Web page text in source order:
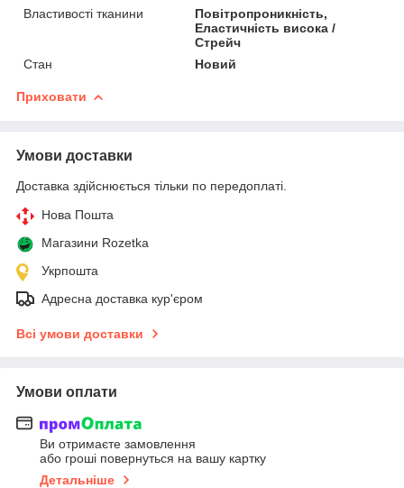
Властивості тканини
Повітропроникність,
Еластичність висока /
Стрейч
Стан
Новий
Приховати
Умови доставки
Доставка здійснюється тільки по передоплаті.
Нова Пошта
Магазини Rozetka
Укрпошта
Адресна доставка кур'єром
Всі умови доставки
Умови оплати
Ви отримаєте замовлення
або гроші повернуться на вашу картку
Детальніше